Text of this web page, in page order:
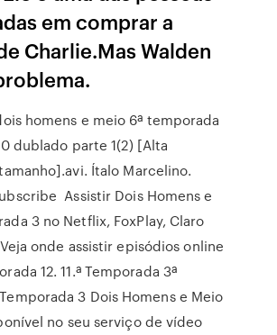
em comprar a
Charlie.Mas Walden
homens e meio 6ª temporada
dublado parte 1(2) [Alta
Ítalo Marcelino.
Assistir Dois Homens e
3 no Netflix, FoxPlay, Claro
onde assistir episódios online
12. 11.ª Temporada 3ª
3 Dois Homens e Meio
no seu serviço de vídeo